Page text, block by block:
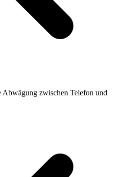
Abwägung zwischen Telefon und